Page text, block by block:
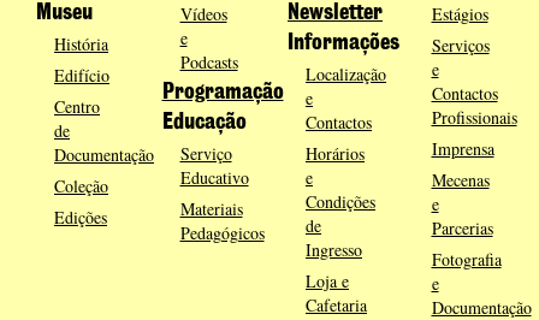
Museu
História
Edifício
Centro
de
Documentação
Coleção
Edições
Vídeos
e
Podcasts
Programação
Educação
Serviço
Educativo
Materiais
Pedagógicos
Newsletter
Informações
Localização
e
Contactos
Horários
e
Condições
de
Ingresso
Loja e
Cafetaria
Estágios
Serviços
e
Contactos
Profissionais
Imprensa
Mecenas
e
Parcerias
Fotografia
e
Documentação